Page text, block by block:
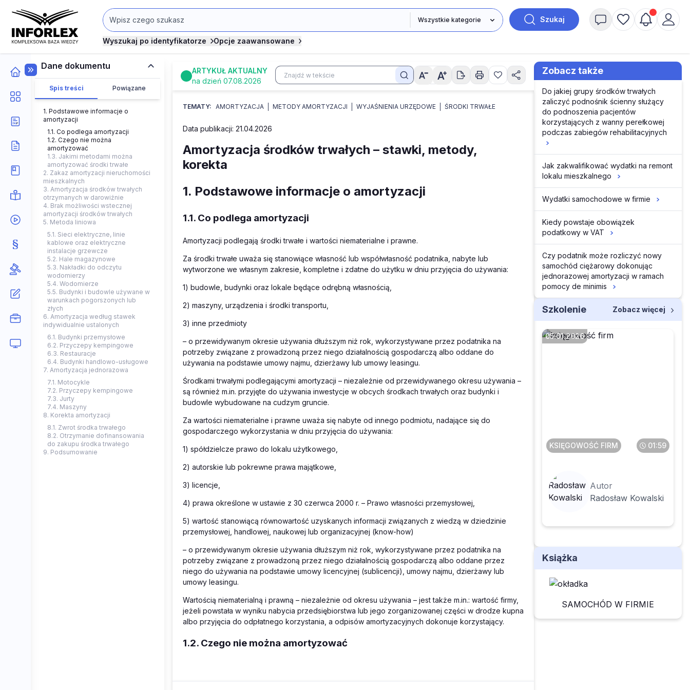
Szukaj
Wyszukaj po identyfikatorze Opcje zaawansowane
Dane dokumentu
Spis treści Powiązane
1. Podstawowe informacje o
amortyzacji
1.1. Co podlega amortyzacji
1.2. Czego nie można
amortyzować
1.3. Jakimi metodami można
amortyzować środki trwałe
2. Zakaz amortyzacji nieruchomości
mieszkalnych
3. Amortyzacja środków trwałych
otrzymanych w darowiźnie
4. Brak możliwości wstecznej
amortyzacji środków trwałych
5. Metoda liniowa
5.1. Sieci elektryczne, linie
kablowe oraz elektryczne
instalacje grzewcze
5.2. Hale magazynowe
5.3. Nakładki do odczytu
wodomierzy
5.4. Wodomierze
5.5. Budynki i budowle używane w
warunkach pogorszonych lub
złych
6. Amortyzacja według stawek
indywidualnie ustalonych
6.1. Budynki przemysłowe
6.2. Przyczepy kempingowe
6.3. Restauracje
6.4. Budynki handlowo-usługowe
7. Amortyzacja jednorazowa
7.1. Motocykle
7.2. Przyczepy kempingowe
7.3. Jurty
7.4. Maszyny
8. Korekta amortyzacji
8.1. Zwrot środka trwałego
8.2. Otrzymanie dofinansowania
do zakupu środka trwałego
9. Podsumowanie
ARTYKUŁ AKTUALNY
na dzień 07.08.2026
TEMATY: AMORTYZACJA METODY AMORTYZACJI WYJAŚNIENIA URZĘDOWE ŚRODKI TRWAŁE
Data publikacji: 21.04.2026
Amortyzacja środków trwałych – stawki, metody,
korekta
1. Podstawowe informacje o amortyzacji
1.1. Co podlega amortyzacji
Amortyzacji podlegają środki trwałe i wartości niematerialne i prawne.
Za środki trwałe uważa się stanowiące własność lub współwłasność podatnika, nabyte lub
wytworzone we własnym zakresie, kompletne i zdatne do użytku w dniu przyjęcia do używania:
1) budowle, budynki oraz lokale będące odrębną własnością,
2) maszyny, urządzenia i środki transportu,
3) inne przedmioty
– o przewidywanym okresie używania dłuższym niż rok, wykorzystywane przez podatnika na
potrzeby związane z prowadzoną przez niego działalnością gospodarczą albo oddane do
używania na podstawie umowy najmu, dzierżawy lub umowy leasingu.
Środkami trwałymi podlegającymi amortyzacji – niezależnie od przewidywanego okresu używania –
są również m.in. przyjęte do używania inwestycje w obcych środkach trwałych oraz budynki i
budowle wybudowane na cudzym gruncie.
Za wartości niematerialne i prawne uważa się nabyte od innego podmiotu, nadające się do
gospodarczego wykorzystania w dniu przyjęcia do używania:
1) spółdzielcze prawo do lokalu użytkowego,
2) autorskie lub pokrewne prawa majątkowe,
3) licencje,
4) prawa określone w ustawie z 30 czerwca 2000 r. – Prawo własności przemysłowej,
5) wartość stanowiącą równowartość uzyskanych informacji związanych z wiedzą w dziedzinie
przemysłowej, handlowej, naukowej lub organizacyjnej (know-how)
– o przewidywanym okresie używania dłuższym niż rok, wykorzystywane przez podatnika na
potrzeby związane z prowadzoną przez niego działalnością gospodarczą albo oddane przez
niego do używania na podstawie umowy licencyjnej (sublicencji), umowy najmu, dzierżawy lub
umowy leasingu.
Wartością niematerialną i prawną – niezależnie od okresu używania – jest także m.in.: wartość firmy,
jeżeli powstała w wyniku nabycia przedsiębiorstwa lub jego zorganizowanej części w drodze kupna
albo przyjęcia do odpłatnego korzystania, a odpisów amortyzacyjnych dokonuje korzystający.
1.2. Czego nie można amortyzować
Zobacz także
Do jakiej grupy środków trwałych
zaliczyć podnośnik ścienny służący
do podnoszenia pacjentów
korzystających z wanny perełkowej
podczas zabiegów rehabilitacyjnych
Jak zakwalifikować wydatki na remont
lokalu mieszkalnego
Wydatki samochodowe w firmie
Kiedy powstaje obowiązek
podatkowy w VAT
Czy podatnik może rozliczyć nowy
samochód ciężarowy dokonując
jednorazowej amortyzacji w ramach
pomocy de minimis
Szkolenie Zobacz więcej
05.01.2026
KSIĘGOWOŚĆ FIRM 01:59
Autor
Radosław Kowalski
Książka
SAMOCHÓD W FIRMIE